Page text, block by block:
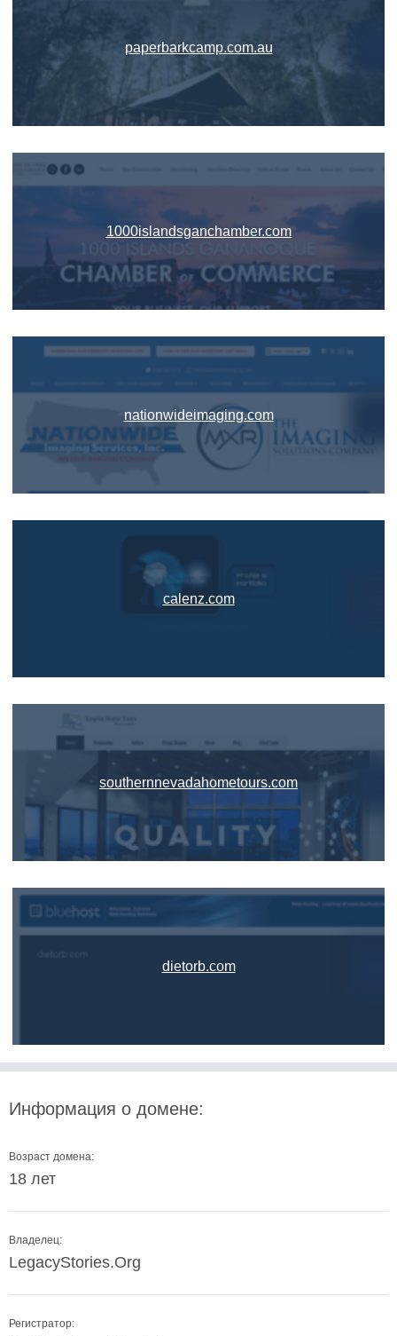
paperbarkcamp.com.au
1000islandsganchamber.com
nationwideimaging.com
calenz.com
southernnevadahometours.com
dietorb.com
Информация о домене:
Возраст домена:
18 лет
Владелец:
LegacyStories.Org
Регистратор: